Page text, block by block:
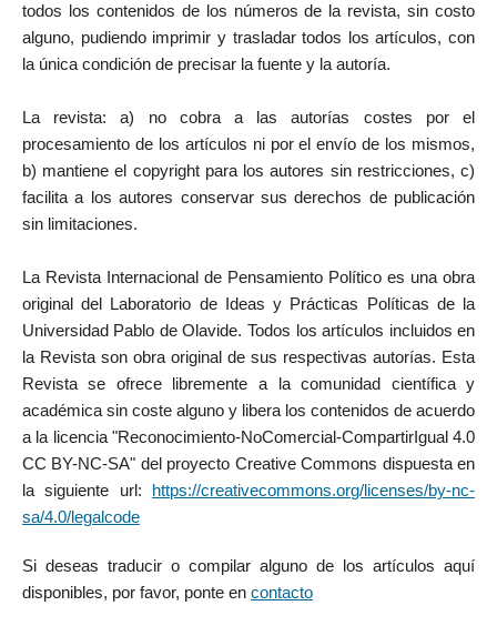
todos los contenidos de los números de la revista, sin costo
alguno, pudiendo imprimir y trasladar todos los artículos, con
la única condición de precisar la fuente y la autoría.
La revista: a) no cobra a las autorías costes por el
procesamiento de los artículos ni por el envío de los mismos,
b) mantiene el copyright para los autores sin restricciones, c)
facilita a los autores conservar sus derechos de publicación
sin limitaciones.
La Revista Internacional de Pensamiento Político es una obra
original del Laboratorio de Ideas y Prácticas Políticas de la
Universidad Pablo de Olavide. Todos los artículos incluidos en
la Revista son obra original de sus respectivas autorías. Esta
Revista se ofrece libremente a la comunidad científica y
académica sin coste alguno y libera los contenidos de acuerdo
a la licencia "Reconocimiento-NoComercial-CompartirIgual 4.0
CC BY-NC-SA" del proyecto Creative Commons dispuesta en
la siguiente url:
https://creativecommons.org/licenses/by-nc-
sa/4.0/legalcode
Si deseas traducir o compilar alguno de los artículos aquí
disponibles, por favor, ponte en contacto